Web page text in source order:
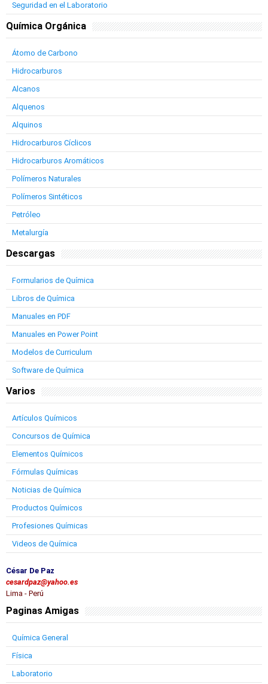
Seguridad en el Laboratorio
Química Orgánica
Átomo de Carbono
Hidrocarburos
Alcanos
Alquenos
Alquinos
Hidrocarburos Cíclicos
Hidrocarburos Aromáticos
Polímeros Naturales
Polímeros Sintéticos
Petróleo
Metalurgía
Descargas
Formularios de Química
Libros de Química
Manuales en PDF
Manuales en Power Point
Modelos de Curriculum
Software de Química
Varios
Artículos Químicos
Concursos de Química
Elementos Químicos
Fórmulas Químicas
Noticias de Química
Productos Químicos
Profesiones Químicas
Videos de Química
César De Paz
cesardpaz@yahoo.es
Lima - Perú
Paginas Amigas
Química General
Física
Laboratorio